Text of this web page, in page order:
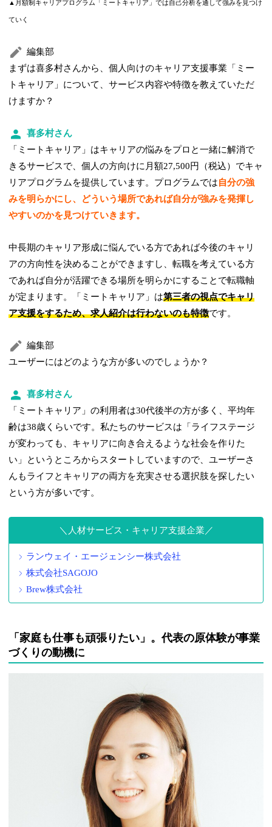
▲月額制キャリアプログラム「ミートキャリア」では自己分析を通して強みを見つけ
ていく
編集部
まずは喜多村さんから、個人向けのキャリア支援事業「ミー
トキャリア」について、サービス内容や特徴を教えていただ
けますか？
喜多村さん
「ミートキャリア」はキャリアの悩みをプロと一緒に解消で
きるサービスで、個人の方向けに月額27,500円（税込）でキャ
リアプログラムを提供しています。プログラムでは自分の強
みを明らかにし、どういう場所であれば自分が強みを発揮し
やすいのかを見つけていきます。
中長期のキャリア形成に悩んでいる方であれば今後のキャリ
アの方向性を決めることができますし、転職を考えている方
であれば自分が活躍できる場所を明らかにすることで転職軸
が定まります。「ミートキャリア」は第三者の視点でキャリ
ア支援をするため、求人紹介は行わないのも特徴です。
編集部
ユーザーにはどのような方が多いのでしょうか？
喜多村さん
「ミートキャリア」の利用者は30代後半の方が多く、平均年
齢は38歳くらいです。私たちのサービスは「ライフステージ
が変わっても、キャリアに向き合えるような社会を作りた
い」というところからスタートしていますので、ユーザーさ
んもライフとキャリアの両方を充実させる選択肢を探したい
という方が多いです。
人材サービス・キャリア支援企業
ランウェイ・エージェンシー株式会社
株式会社SAGOJO
Brew株式会社
「家庭も仕事も頑張りたい」。代表の原体験が事業
づくりの動機に